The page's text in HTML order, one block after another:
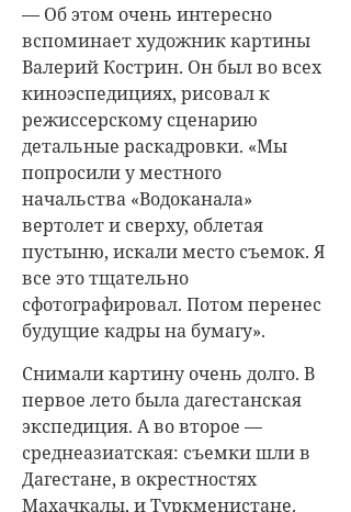
— Об этом очень интересно
вспоминает художник картины
Валерий Кострин. Он был во всех
киноэспедициях, рисовал к
режиссерскому сценарию
детальные раскадровки. «Мы
попросили у местного
начальства «Водоканала»
вертолет и сверху, облетая
пустыню, искали место съемок. Я
все это тщательно
сфотографировал. Потом перенес
будущие кадры на бумагу».
Снимали картину очень долго. В
первое лето была дагестанская
экспедиция. А во второе —
среднеазиатская: съемки шли в
Дагестане, в окрестностях
Махачкалы, и Туркменистане.